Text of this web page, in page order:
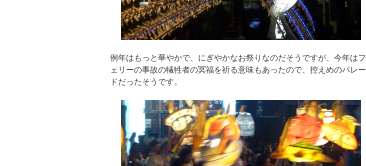
例年はもっと華やかで、にぎやかなお祭りなのだそうですが、今年はフ
ェリーの事故の犠牲者の冥福を祈る意味もあったので、控えめのパレー
ドだったそうです。